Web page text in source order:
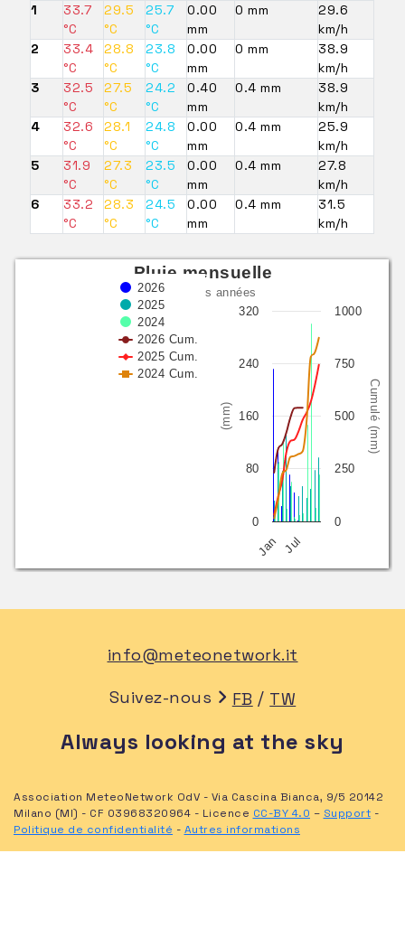
1
33.7
°C
29.5
°C
25.7
°C
0.00
mm
0 mm
29.6
km/h
2
33.4
°C
28.8
°C
23.8
°C
0.00
mm
0 mm
38.9
km/h
3
32.5
°C
27.5
°C
24.2
°C
0.40
mm
0.4 mm
38.9
km/h
4
32.6
°C
28.1
°C
24.8
°C
0.00
mm
0.4 mm
25.9
km/h
5
31.9
°C
27.3
°C
23.5
°C
0.00
mm
0.4 mm
27.8
km/h
6
33.2
°C
28.3
°C
24.5
°C
0.00
mm
0.4 mm
31.5
km/h
(mm) Cumulé (mm)
Pluie mensuelle
3 dernières années
2026
2025
2024
2026 Cum.
2025 Cum.
2024 Cum.
Jan Jul
0
80
160
240
320
0
250
500
750
1000
info@meteonetwork.it
Suivez-nous FB / TW
Always looking at the sky
Association MeteoNetwork OdV - Via Cascina Bianca, 9/5 20142
Milano (MI) - CF 03968320964 - Licence CC-BY 4.0 – Support -
Politique de confidentialité - Autres informations